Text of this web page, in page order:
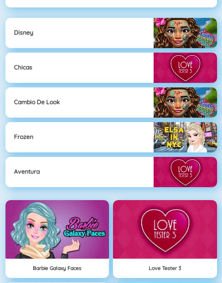
Disney
Chicas
Cambio De Look
Frozen
Aventura
Barbie Galaxy Faces Love Tester 3